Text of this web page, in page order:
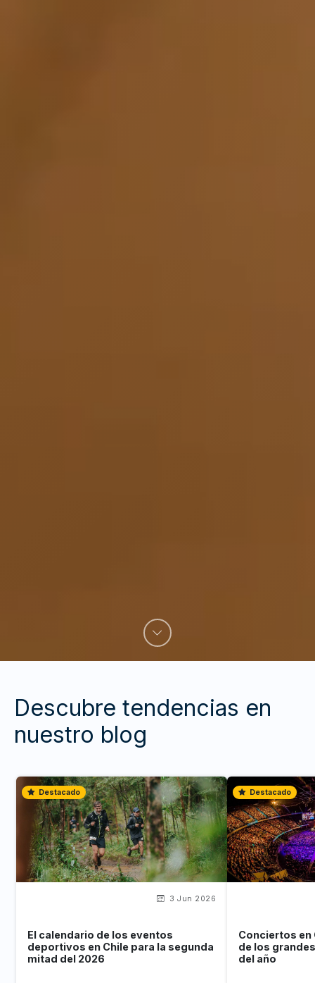
Descubre tendencias en
nuestro blog
Destacado
3 Jun 2026
El calendario de los eventos
deportivos en Chile para la segunda
mitad del 2026
Destacado
Conciertos en
de los
del año